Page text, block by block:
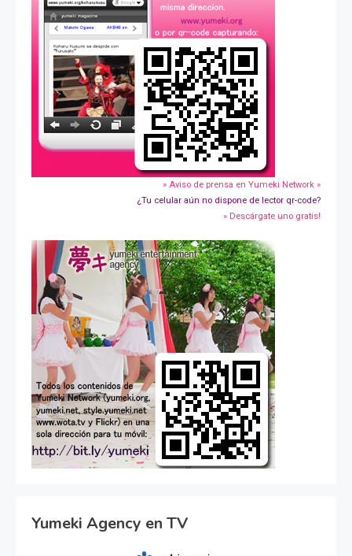
» Aviso de prensa en Yumeki Network »
¿Tu celular aún no dispone de lector qr-code?
» Descárgate uno gratis!
Yumeki Agency en TV